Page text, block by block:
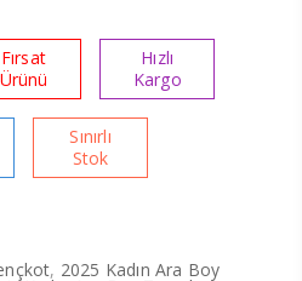
Fırsat
Ürünü
Hızlı
Kargo
Sınırlı
Stok
, 2025 Kadın Ara Boy